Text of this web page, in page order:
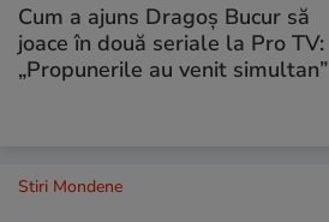
Cum a ajuns Dragoș Bucur să
joace în două seriale la Pro TV:
„Propunerile au venit simultan”
Stiri Mondene